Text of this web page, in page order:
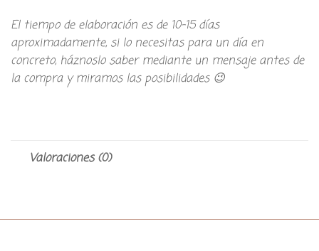
El tiempo de elaboración es de 10-15 días
aproximadamente, si lo necesitas para un día en
concreto, háznoslo saber mediante un mensaje antes de
la compra y miramos las posibilidades 😉
Valoraciones (0)